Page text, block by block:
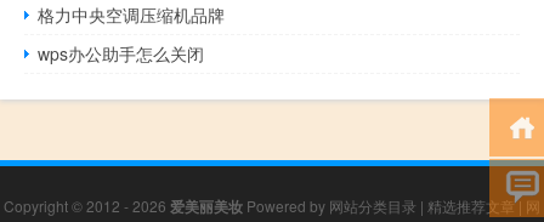
格力中央空调压缩机品牌
wps办公助手怎么关闭
Copyright © 2012 - 2026 爱美丽美妆 Powered by 网站分类目录 | 精选推荐文章| 网